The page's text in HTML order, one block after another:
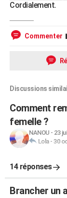
Cordialement.
Commenter
Discussions
Comment
femelle ?
NANOU - 23
Lola- 30
14 réponses
Brancher un